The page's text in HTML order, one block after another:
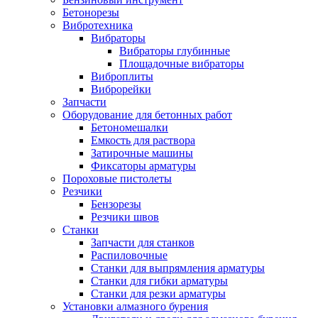
Бетонорезы
Вибротехника
Вибраторы
Вибраторы глубинные
Площадочные вибраторы
Виброплиты
Виброрейки
Запчасти
Оборудование для бетонных работ
Бетономешалки
Емкость для раствора
Затирочные машины
Фиксаторы арматуры
Пороховые пистолеты
Резчики
Бензорезы
Резчики швов
Станки
Запчасти для станков
Распиловочные
Станки для выпрямления арматуры
Станки для гибки арматуры
Станки для резки арматуры
Установки алмазного бурения